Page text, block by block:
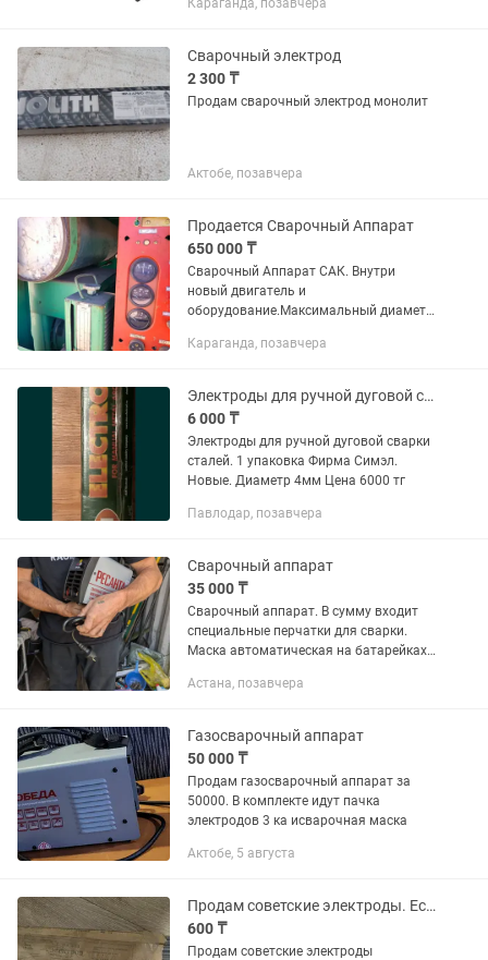
сварочных работах. Изготовленный из
Караганда, позавчера
Сварочный электрод
2 300 ₸
Продам сварочный электрод монолит
Актобе, позавчера
Продается Сварочный Аппарат
650 000 ₸
Сварочный Аппарат САК. Внутри
новый двигатель и
оборудование.Максимальный диаметр
Караганда, позавчера
Электроды для ручной дуговой сварки сталей.
6 000 ₸
Электроды для ручной дуговой сварки
сталей. 1 упаковка Фирма Симэл.
Новые. Диаметр 4мм Цена 6000 тг
Павлодар, позавчера
Сварочный аппарат
35 000 ₸
Сварочный аппарат. В сумму входит
специальные перчатки для сварки.
Маска автоматическая на батарейках.
Астана, позавчера
Газосварочный аппарат
50 000 ₸
Продам газосварочный аппарат за
50000. В комплекте идут пачка
электродов 3 ка исварочная маска
Актобе, 5 августа
Продам советские электроды. Есть торг
600 ₸
Продам советские электроды